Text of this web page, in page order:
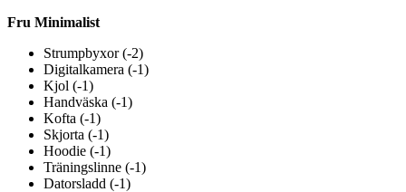
Fru Minimalist
Strumpbyxor (-2)
Digitalkamera (-1)
Kjol (-1)
Handväska (-1)
Kofta (-1)
Skjorta (-1)
Hoodie (-1)
Träningslinne (-1)
Datorsladd (-1)